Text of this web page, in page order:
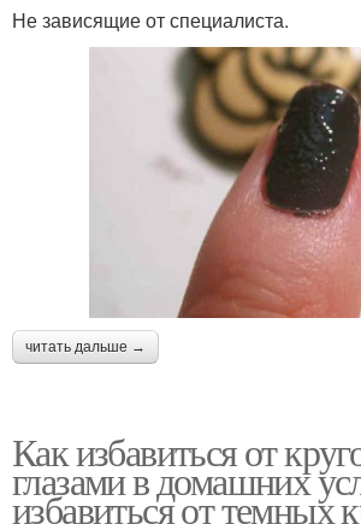
Не зависящие от специалиста.
читать дальше →
Как избавиться от
глазами в домашних
избавиться от темных